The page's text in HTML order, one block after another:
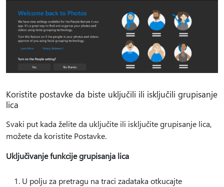
Koristite postavke da biste uključili ili isključili grupisanje
lica
Svaki put kada želite da uključite ili isključite grupisanje lica,
možete da koristite Postavke.
Uključivanje funkcije grupisanja lica
U polju za pretragu na traci zadataka otkucajte